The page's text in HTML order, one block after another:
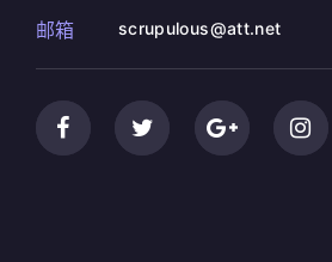
邮箱 scrupulous@att.net